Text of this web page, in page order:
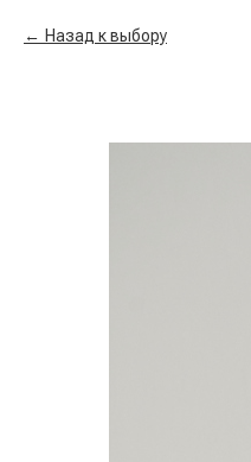
Назад к выбору